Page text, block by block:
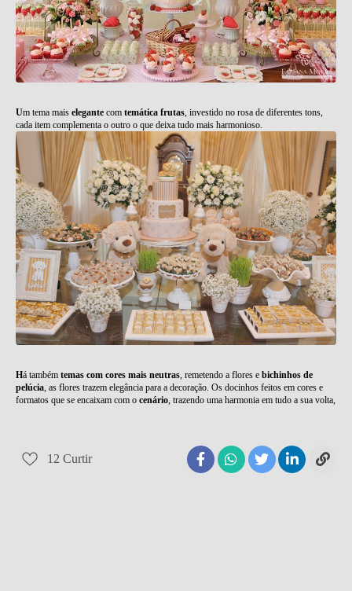
Um tema mais elegante com temática frutas, investido no rosa de diferentes tons,
cada item complementa o outro o que deixa tudo mais harmonioso.
Há também temas com cores mais neutras, remetendo a flores e bichinhos de
pelúcia, as flores trazem elegância para a decoração. Os docinhos feitos em cores e
formatos que se encaixam com o cenário, trazendo uma harmonia em tudo a sua volta,
12 Curtir